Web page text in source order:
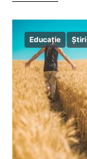
Educație Știri